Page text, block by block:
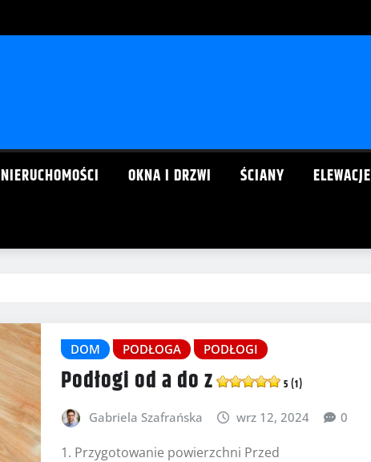
NIERUCHOMOŚCI OKNA I DRZWI ŚCIANY ELEWACJE
DOM PODŁOGA PODŁOGI
Podłogi od a do z 5 (1)
Gabriela Szafrańska wrz 12, 2024 0
1. Przygotowanie powierzchni Przed